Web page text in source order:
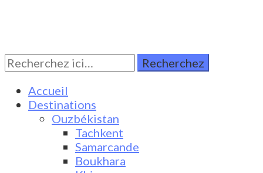
Turkestan Travel
Discover Central Asia
Rechercher:
Accueil
Destinations
Ouzbékistan
Tachkent
Samarcande
Boukhara